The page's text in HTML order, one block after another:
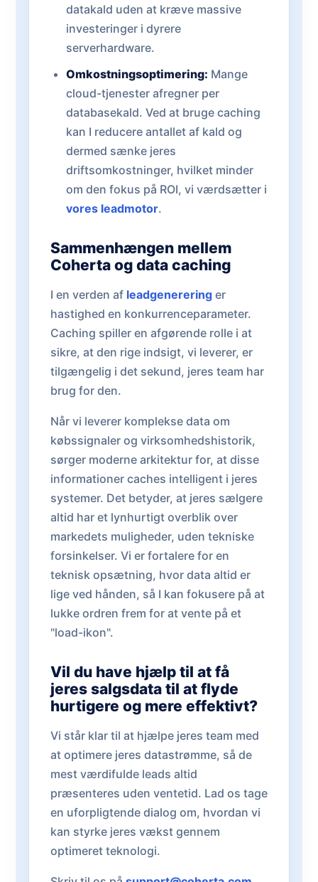
datakald uden at kræve massive
investeringer i dyrere
serverhardware.
Omkostningsoptimering: Mange
cloud-tjenester afregner per
databasekald. Ved at bruge caching
kan I reducere antallet af kald og
dermed sænke jeres
driftsomkostninger, hvilket minder
om den fokus på ROI, vi værdsætter i
vores leadmotor.
Sammenhængen mellem
Coherta og data caching
I en verden af leadgenerering er
hastighed en konkurrenceparameter.
Caching spiller en afgørende rolle i at
sikre, at den rige indsigt, vi leverer, er
tilgængelig i det sekund, jeres team har
brug for den.
Når vi leverer komplekse data om
købssignaler og virksomhedshistorik,
sørger moderne arkitektur for, at disse
informationer caches intelligent i jeres
systemer. Det betyder, at jeres sælgere
altid har et lynhurtigt overblik over
markedets muligheder, uden tekniske
forsinkelser. Vi er fortalere for en
teknisk opsætning, hvor data altid er
lige ved hånden, så I kan fokusere på at
lukke ordren frem for at vente på et
"load-ikon".
Vil du have hjælp til at få
jeres salgsdata til at flyde
hurtigere og mere effektivt?
Vi står klar til at hjælpe jeres team med
at optimere jeres datastrømme, så de
mest værdifulde leads altid
præsenteres uden ventetid. Lad os tage
en uforpligtende dialog om, hvordan vi
kan styrke jeres vækst gennem
optimeret teknologi.